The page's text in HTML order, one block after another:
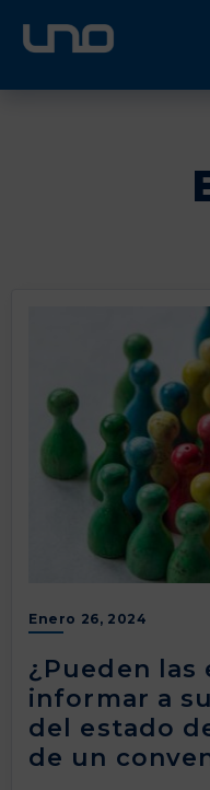
ÚNETE A UNO
Enero 26, 2024
¿Pueden las
informar a
del estado
de un